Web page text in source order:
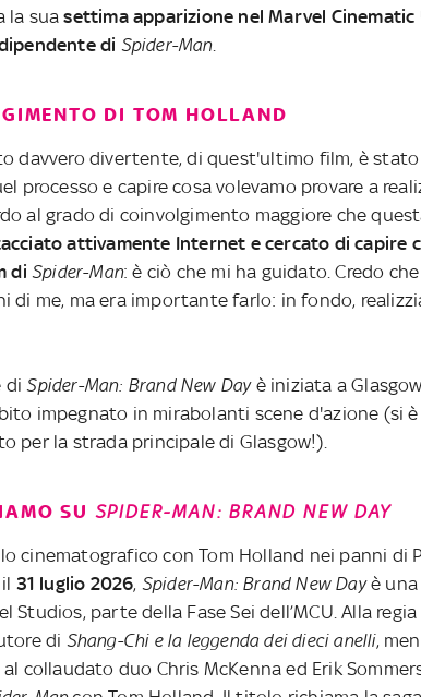
la suasettima apparizione nel Marvel Cinematic
di Spider-Man.
DI TOM HOLLAND
davvero divertente, di quest'ultimo film, è
processo e capire cosa volevamo provare a
al grado di coinvolgimento maggiore che
attivamente Internet e cercato di capire
di Spider-Man: è ciò che mi ha guidato. Credo
di me, ma era importante farlo: in fondo,
diSpider-Man: Brand New Dayè iniziata a
impegnato in mirabolanti scene d'azione (si
per la strada principale di Glasgow!).
SU SPIDER-MAN: BRAND NEW DAY
cinematografico con Tom Holland nei panni di
31 luglio 2026, Spider-Man: Brand New Dayè una
Studios, parte della Fase Sei dell’MCU. Alla regia
di Shang-Chi e la leggenda dei dieci anelli,
collaudato duo Chris McKenna ed Erik